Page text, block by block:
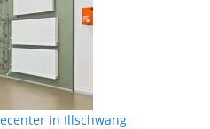
in Illschwang